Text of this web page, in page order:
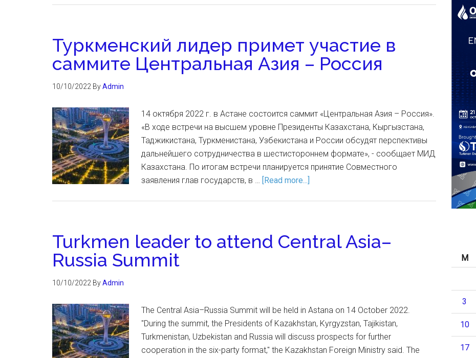
Туркменский лидер примет участие в
саммите Центральная Азия – Россия
10/10/2022 ByAdmin
14 октября 2022 г. в Астане состоится саммит «Центральная Азия – Россия».
«В ходе встречи на высшем уровне Президенты Казахстана, Кыргызстана,
Таджикистана, Туркменистана, Узбекистана и России обсудят перспективы
дальнейшего сотрудничества в шестистороннем формате», - сообщает МИД
Казахстана. По итогам встречи планируется принятие Совместного
заявления глав государств, в … [Read more...]
Turkmen leader to attend Central Asia–
Russia Summit
10/10/2022 ByAdmin
The Central Asia–Russia Summit will be held in Astana on 14 October 2022.
"During the summit, the Presidents of Kazakhstan, Kyrgyzstan, Tajikistan,
Turkmenistan, Uzbekistan and Russia will discuss prospects for further
cooperation in the six-party format," the Kazakhstan Foreign Ministry said. The
M
3
10
17